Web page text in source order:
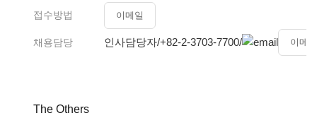
접수방법 이메일
채용담당 인사담당자/+82-2-3703-7700/ 이메
The Others